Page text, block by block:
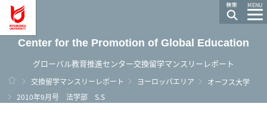
MENU
Center for the Promotion of Global Education
グローバル教育推進センター交換留学マンスリーレポート
ホーム
交換留学マンスリーレポート ヨーロッパエリア
オーフス大学
2010年9月号 法学部 S.S